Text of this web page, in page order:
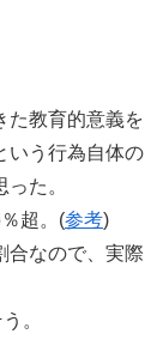
た教育的意義を
いう行為自体の
た。
超。(参考)
合なので、実際
。